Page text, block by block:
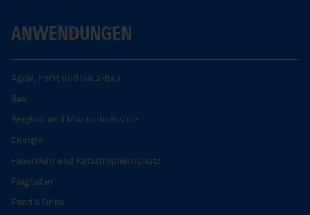
ANWENDUNGEN
Agrar, Forst und GaLa-Bau
Bau
Bergbau und Montanindustrie
Energie
Feuerwehr und Katastrophenschutz
Flughafen
Food & Drink